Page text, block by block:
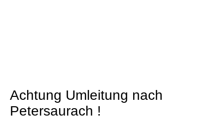
Achtung Umleitung nach
Petersaurach !